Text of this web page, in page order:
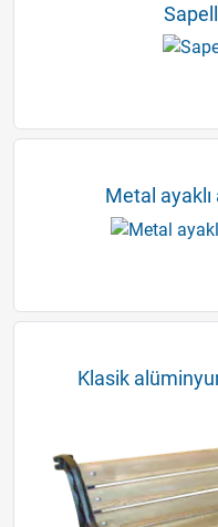
Metal
Klasik